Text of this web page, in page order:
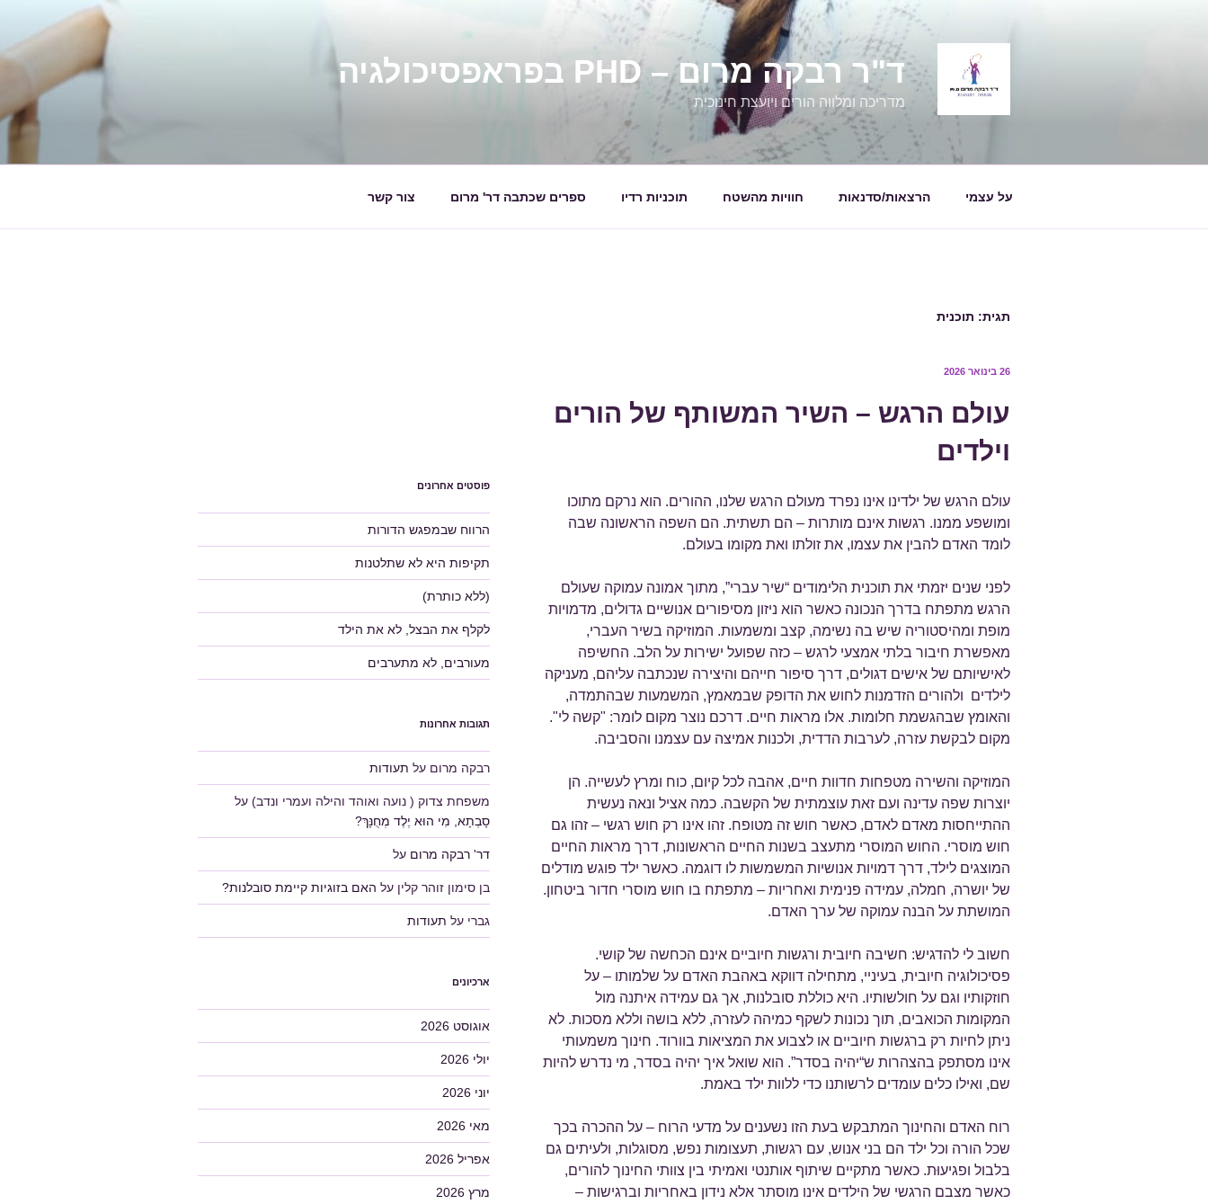
ד"ר רבקה מרום – PHD בפראפסיכולגיה
מדריכה ומלווה הורים ויועצת חינוכית
על עצמי הרצאות/סדנאות חוויות מהשטח תוכניות רדיו ספרים שכתבה דר' מרום צור קשר
תגית: תוכנית
פורסם
26 בינואר 2026
עולם הרגש – השיר המשותף של הורים
וילדים
עולם הרגש של ילדינו אינו נפרד מעולם הרגש שלנו, ההורים. הוא נרקם מתוכו
ומושפע ממנו. רגשות אינם מותרות – הם תשתית. הם השפה הראשונה שבה
לומד האדם להבין את עצמו, את זולתו ואת מקומו בעולם.
לפני שנים יזמתי את תוכנית הלימודים “שיר עברי”, מתוך אמונה עמוקה שעולם
הרגש מתפתח בדרך הנכונה כאשר הוא ניזון מסיפורים אנושיים גדולים, מדמויות
מופת ומהיסטוריה שיש בה נשימה, קצב ומשמעות. המוזיקה בשיר העברי,
מאפשרת חיבור בלתי אמצעי לרגש – כזה שפועל ישירות על הלב. החשיפה
לאישיותם של אישים דגולים, דרך סיפור חייהם והיצירה שנכתבה עליהם, מעניקה
לילדים ולהורים הזדמנות לחוש את הדופק שבמאמץ, המשמעות שבהתמדה,
והאומץ שבהגשמת חלומות. אלו מראות חיים. דרכם נוצר מקום לומר: "קשה לי".
מקום לבקשת עזרה, לערבות הדדית, ולכנות אמיצה עם עצמנו והסביבה.
המוזיקה והשירה מטפחות חדוות חיים, אהבה לכל קיום, כוח ומרץ לעשייה. הן
יוצרות שפה עדינה ועם זאת עוצמתית של הקשבה. כמה אציל ונאה נעשית
ההתייחסות מאדם לאדם, כאשר חוש זה מטופח. זהו אינו רק חוש רגשי – זהו גם
חוש מוסרי. החוש המוסרי מתעצב בשנות החיים הראשונות, דרך מראות החיים
המוצגים לילד, דרך דמויות אנושיות המשמשות לו דוגמה. כאשר ילד פוגש מודלים
של יושרה, חמלה, עמידה פנימית ואחריות – מתפתח בו חוש מוסרי חדור ביטחון.
המושתת על הבנה עמוקה של ערך האדם.
חשוב לי להדגיש: חשיבה חיובית ורגשות חיוביים אינם הכחשה של קושי.
פסיכולוגיה חיובית, בעיניי, מתחילה דווקא באהבת האדם על שלמותו – על
חוזקותיו וגם על חולשותיו. היא כוללת סובלנות, אך גם עמידה איתנה מול
המקומות הכואבים, תוך נכונות לשקף כמיהה לעזרה, ללא בושה וללא מסכות. לא
ניתן לחיות רק ברגשות חיוביים או לצבוע את המציאות בוורוד. חינוך משמעותי
אינו מסתפק בהצהרות ש“יהיה בסדר”. הוא שואל איך יהיה בסדר, מי נדרש להיות
שם, ואילו כלים עומדים לרשותנו כדי ללוות ילד באמת.
רוח האדם והחינוך המתבקש בעת הזו נשענים על מדעי הרוח – על ההכרה בכך
שכל הורה וכל ילד הם בני אנוש, עם רגשות, תעצומות נפש, מסוגלות, ולעיתים גם
בלבול ופגיעוּת. כאשר מתקיים שיתוף אותנטי ואמיתי בין צוותי החינוך להורים,
כאשר מצבם הרגשי של הילדים אינו מוסתר אלא נידון באחריות וברגישות –
פוסטים אחרונים
הרווח שבמפגש הדורות
תקיפות היא לא שתלטנות
(ללא כותרת)
לקלף את הבצל, לא את הילד
מעורבים, לא מתערבים
תגובות אחרונות
רבקה מרום על תעודות
משפחת צדוק ( נועה ואוהד והילה ועמרי ונדב)על
סָבְתָא, מִי הוּא יֶלֶד מְחֻנָּךְ?
דר' רבקה מרום על
בן סימון זוהר קלין על האם בזוגיות קיימת סובלנות?
גברי על תעודות
ארכיונים
אוגוסט 2026
יולי 2026
יוני 2026
מאי 2026
אפריל 2026
מרץ 2026